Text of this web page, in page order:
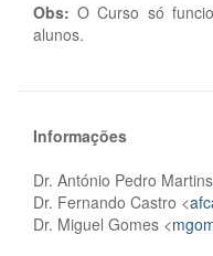
Obs:O Curso só
alunos.
Informações
Dr. António Pedro
Dr. Fernando Castro <
Dr. Miguel Gomes <